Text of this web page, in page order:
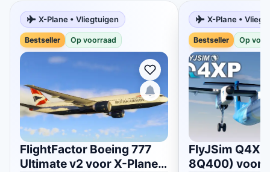
X-Plane • Vliegtuigen
Bestseller Op voorraad
FlightFactor Boeing 777
Ultimate v2 voor X-Plane
X-Plane •
Bestseller Op
FlyJSim
8Q400) voor